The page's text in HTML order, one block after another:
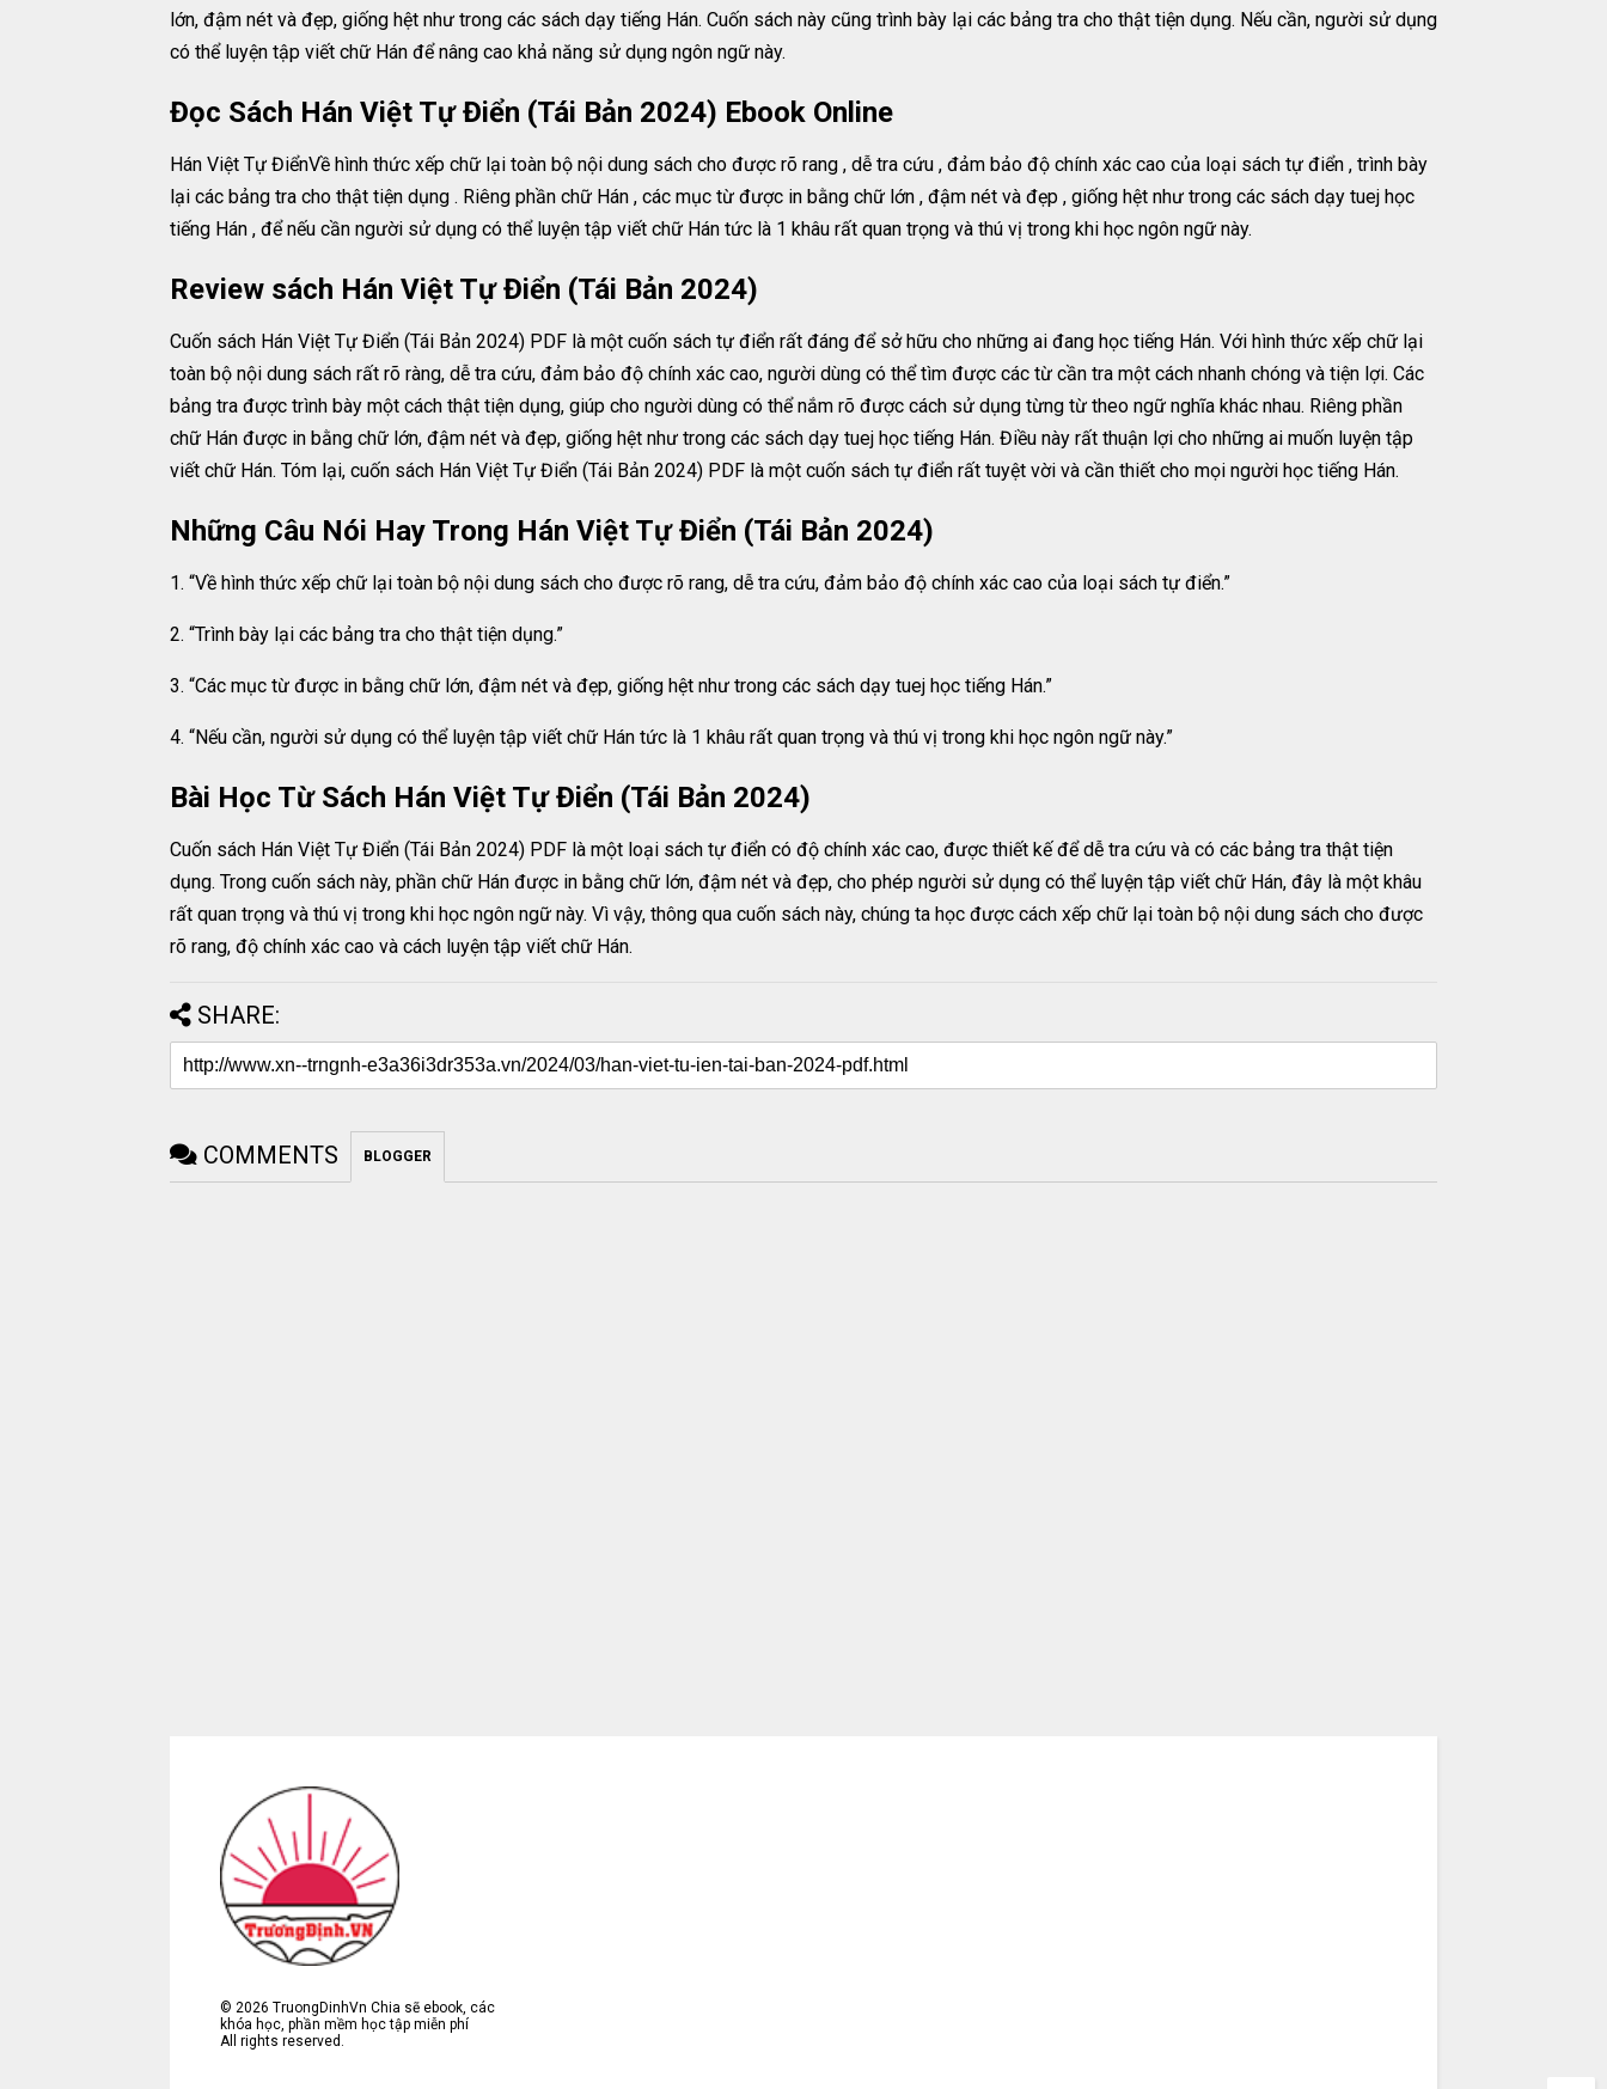
lớn, đậm nét và đẹp, giống hệt như trong các sách dạy tiếng Hán. Cuốn sách này cũng trình bày lại các bảng tra cho thật tiện dụng. Nếu cần, người sử dụng
có thể luyện tập viết chữ Hán để nâng cao khả năng sử dụng ngôn ngữ này.
Đọc Sách Hán Việt Tự Điển (Tái Bản 2024) Ebook Online
Hán Việt Tự ĐiểnVề hình thức xếp chữ lại toàn bộ nội dung sách cho được rõ rang , dễ tra cứu , đảm bảo độ chính xác cao của loại sách tự điển , trình bày
lại các bảng tra cho thật tiện dụng . Riêng phần chữ Hán , các mục từ được in bằng chữ lớn , đậm nét và đẹp , giống hệt như trong các sách dạy tuej học
tiếng Hán , để nếu cần người sử dụng có thể luyện tập viết chữ Hán tức là 1 khâu rất quan trọng và thú vị trong khi học ngôn ngữ này.
Review sách Hán Việt Tự Điển (Tái Bản 2024)
Cuốn sách Hán Việt Tự Điển (Tái Bản 2024) PDF là một cuốn sách tự điển rất đáng để sở hữu cho những ai đang học tiếng Hán. Với hình thức xếp chữ lại
toàn bộ nội dung sách rất rõ ràng, dễ tra cứu, đảm bảo độ chính xác cao, người dùng có thể tìm được các từ cần tra một cách nhanh chóng và tiện lợi. Các
bảng tra được trình bày một cách thật tiện dụng, giúp cho người dùng có thể nắm rõ được cách sử dụng từng từ theo ngữ nghĩa khác nhau. Riêng phần
chữ Hán được in bằng chữ lớn, đậm nét và đẹp, giống hệt như trong các sách dạy tuej học tiếng Hán. Điều này rất thuận lợi cho những ai muốn luyện tập
viết chữ Hán. Tóm lại, cuốn sách Hán Việt Tự Điển (Tái Bản 2024) PDF là một cuốn sách tự điển rất tuyệt vời và cần thiết cho mọi người học tiếng Hán.
Những Câu Nói Hay Trong Hán Việt Tự Điển (Tái Bản 2024)
1. “Về hình thức xếp chữ lại toàn bộ nội dung sách cho được rõ rang, dễ tra cứu, đảm bảo độ chính xác cao của loại sách tự điển.”
2. “Trình bày lại các bảng tra cho thật tiện dụng.”
3. “Các mục từ được in bằng chữ lớn, đậm nét và đẹp, giống hệt như trong các sách dạy tuej học tiếng Hán.”
4. “Nếu cần, người sử dụng có thể luyện tập viết chữ Hán tức là 1 khâu rất quan trọng và thú vị trong khi học ngôn ngữ này.”
Bài Học Từ Sách Hán Việt Tự Điển (Tái Bản 2024)
Cuốn sách Hán Việt Tự Điển (Tái Bản 2024) PDF là một loại sách tự điển có độ chính xác cao, được thiết kế để dễ tra cứu và có các bảng tra thật tiện
dụng. Trong cuốn sách này, phần chữ Hán được in bằng chữ lớn, đậm nét và đẹp, cho phép người sử dụng có thể luyện tập viết chữ Hán, đây là một khâu
rất quan trọng và thú vị trong khi học ngôn ngữ này. Vì vậy, thông qua cuốn sách này, chúng ta học được cách xếp chữ lại toàn bộ nội dung sách cho được
rõ rang, độ chính xác cao và cách luyện tập viết chữ Hán.
SHARE:
COMMENTS BLOGGER
©2026 TruongDinhVn Chia sẽ ebook, các
khóa học, phần mềm học tập miễn phí
All rights reserved.